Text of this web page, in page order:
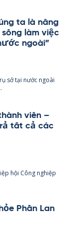
ta là nâng
làm việc
ngoài”
sở tại nước ngoài
viên –
tất cả các
hội Công ng­hiệp
Phần Lan